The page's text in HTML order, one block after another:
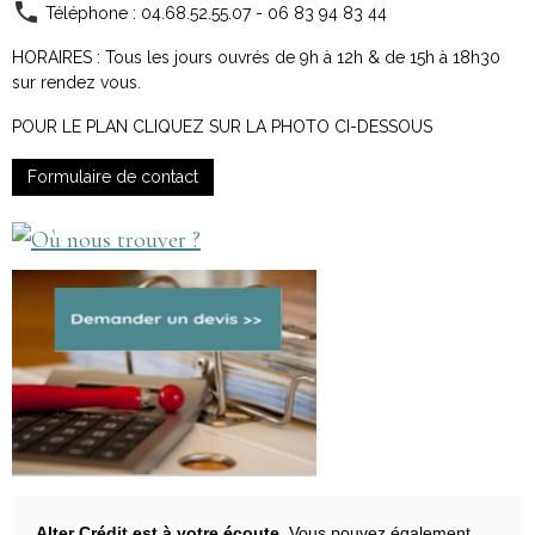
Téléphone : 04.68.52.55.07 - 06 83 94 83 44
HORAIRES : Tous les jours ouvrés de 9h à 12h & de 15h à 18h30
sur rendez vous.
POUR LE PLAN CLIQUEZ SUR LA PHOTO CI-DESSOUS
Formulaire de contact